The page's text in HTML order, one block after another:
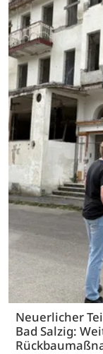
Neuerlicher
Bad Salzig: